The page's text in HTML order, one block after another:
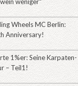
Wheels MC Berlin:
Anniversary!
1%er: Seine Karpaten-
– Teil1!